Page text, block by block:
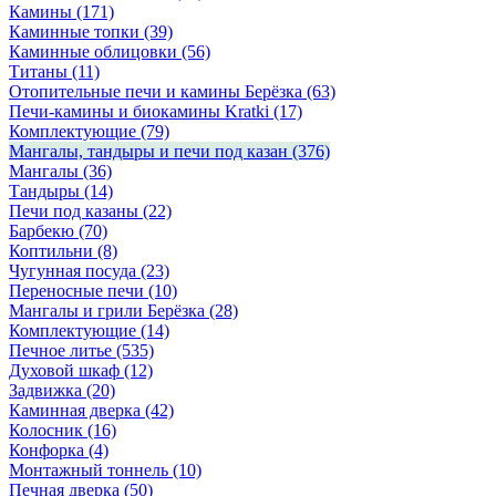
Камины (171)
Каминные топки (39)
Каминные облицовки (56)
Титаны (11)
Отопительные печи и камины Берёзка (63)
Печи-камины и биокамины Kratki (17)
Комплектующие (79)
Мангалы, тандыры и печи под казан (376)
Мангалы (36)
Тандыры (14)
Печи под казаны (22)
Барбекю (70)
Коптильни (8)
Чугунная посуда (23)
Переносные печи (10)
Мангалы и грили Берёзка (28)
Комплектующие (14)
Печное литье (535)
Духовой шкаф (12)
Задвижка (20)
Каминная дверка (42)
Колосник (16)
Конфорка (4)
Монтажный тоннель (10)
Печная дверка (50)